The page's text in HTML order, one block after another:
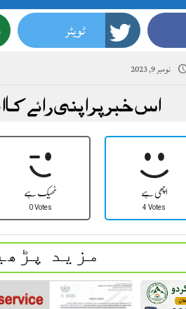
ٹویٹر
نومبر 9, 2023
اس خبر پر اپنی رائے
ٹھیک ہے
0 Votes
اچھی ہے
4 Votes
مزید